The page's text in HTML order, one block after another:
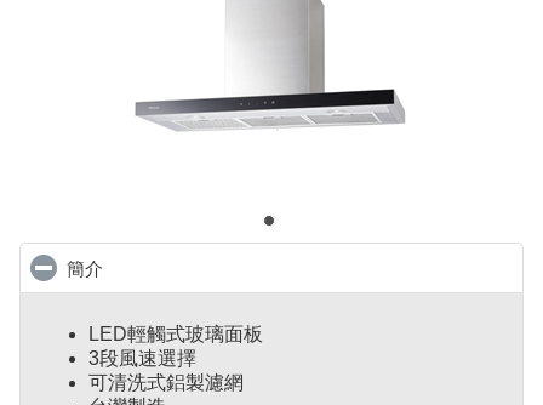
簡介
LED輕觸式玻璃面板
3段風速選擇
可清洗式鋁製濾網